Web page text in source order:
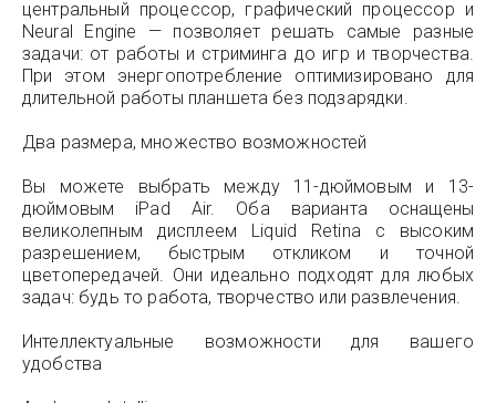
центральный процессор, графический процессор и
Neural Engine — позволяет решать самые разные
задачи: от работы и стриминга до игр и творчества.
При этом энергопотребление оптимизировано для
длительной работы планшета без подзарядки.
Два размера, множество возможностей
Вы можете выбрать между 11-дюймовым и 13-
дюймовым iPad Air. Оба варианта оснащены
великолепным дисплеем Liquid Retina с высоким
разрешением, быстрым откликом и точной
цветопередачей. Они идеально подходят для любых
задач: будь то работа, творчество или развлечения.
Интеллектуальные возможности для вашего
удобства